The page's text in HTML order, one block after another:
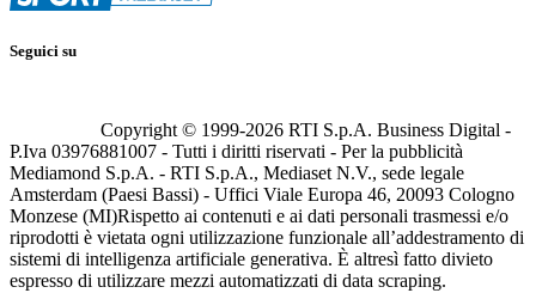
Seguici su
Copyright © 1999-2026 RTI S.p.A. Business Digital -
P.Iva 03976881007 - Tutti i diritti riservati - Per la pubblicità
Mediamond S.p.A. - RTI S.p.A., Mediaset N.V., sede legale
Amsterdam (Paesi Bassi) - Uffici Viale Europa 46, 20093 Cologno
Monzese (MI)Rispetto ai contenuti e ai dati personali trasmessi e/o
riprodotti è vietata ogni utilizzazione funzionale all’addestramento di
sistemi di intelligenza artificiale generativa. È altresì fatto divieto
espresso di utilizzare mezzi automatizzati di data scraping.